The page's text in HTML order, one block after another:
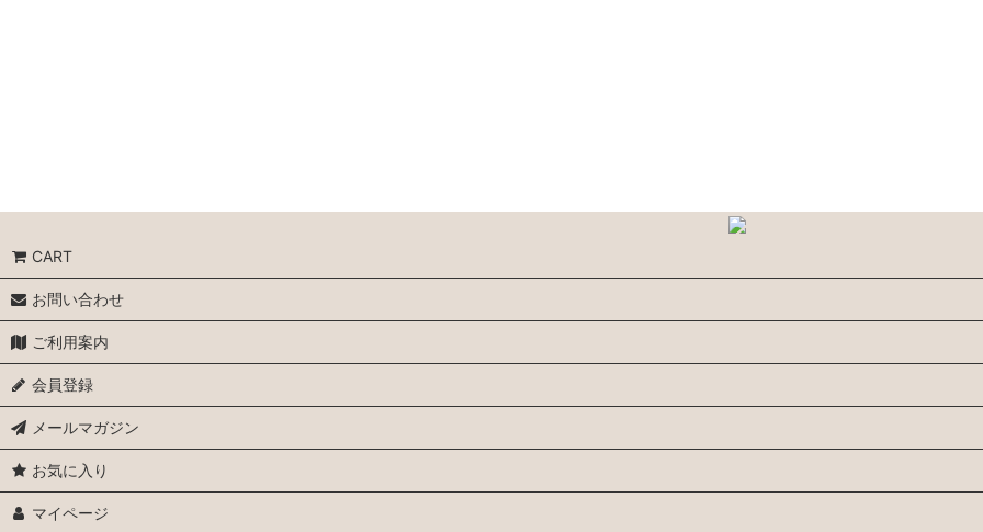
CART
お問い合わせ
ご利用案内
会員登録
メールマガジン
お気に入り
マイページ